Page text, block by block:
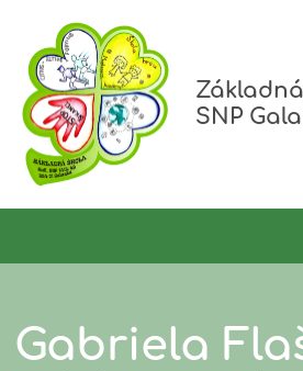
SNP
Gabriela